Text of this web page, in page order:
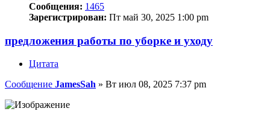
Сообщения: 1465
Зарегистрирован: Пт май 30, 2025 1:00 pm
предложения работы по уборке и уходу
Цитата
Сообщение JamesSah » Вт июл 08, 2025 7:37 pm